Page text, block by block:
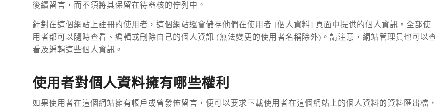
後續留言，而不須將其保留在待審核的佇列中。
針對在這個網站上註冊的使用者，這個網站還會儲存他們在使用者 [個人資料] 頁面中提供的個人資訊。全部使
用者都可以隨時查看、編輯或刪除自己的個人資訊 (無法變更的使用者名稱除外)。請注意，網站管理員也可以
看及編輯這些個人資訊。
使用者對個人資料擁有哪些權利
如果使用者在這個網站擁有帳戶或曾發佈留言，便可以要求下載使用者在這個網站上的個人資料的資料匯出檔，